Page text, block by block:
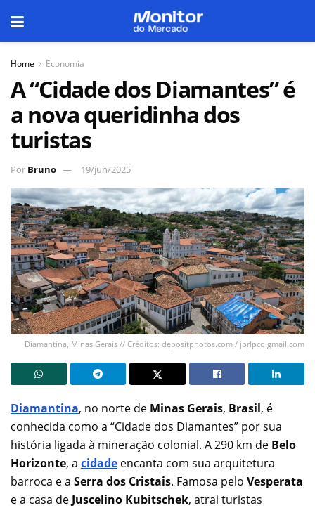
Home Economia
A “Cidade dos Diamantes” é
a nova queridinha dos
turistas
Por Bruno 19/jun/2025
Diamantina, Minas Gerais // Créditos: depositphotos.com / jprlpco.gmail.com
Diamantina, no norte de Minas Gerais, Brasil, é
conhecida como a “Cidade dos Diamantes” por sua
história ligada à mineração colonial. A 290 km de Belo
Horizonte, a cidade encanta com sua arquitetura
barroca e a Serra dos Cristais. Famosa pelo Vesperata
e a casa de Juscelino Kubitschek, atrai turistas